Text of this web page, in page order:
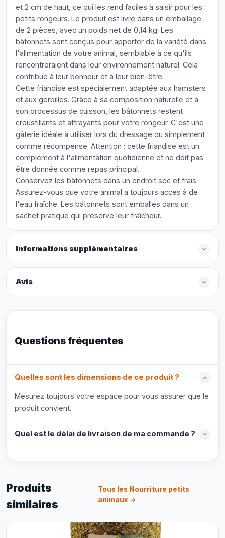
et 2 cm de haut, ce qui les rend faciles à saisir pour les
petits rongeurs. Le produit est livré dans un emballage
de 2 pièces, avec un poids net de 0,14 kg. Les
bâtonnets sont conçus pour apporter de la variété dans
l'alimentation de votre animal, semblable à ce qu'ils
rencontreraient dans leur environnement naturel. Cela
contribue à leur bonheur et à leur bien-être.
Cette friandise est spécialement adaptée aux hamsters
et aux gerbilles. Grâce à sa composition naturelle et à
son processus de cuisson, les bâtonnets restent
croustillants et attrayants pour votre rongeur. C'est une
gâterie idéale à utiliser lors du dressage ou simplement
comme récompense. Attention : cette friandise est un
complément à l'alimentation quotidienne et ne doit pas
être donnée comme repas principal.
Conservez les bâtonnets dans un endroit sec et frais.
Assurez-vous que votre animal a toujours accès à de
l'eau fraîche. Les bâtonnets sont emballés dans un
sachet pratique qui préserve leur fraîcheur.
Informations supplémentaires
Avis
Questions fréquentes
Quelles sont les dimensions de ce produit ?
Mesurez toujours votre espace pour vous assurer que le
produit convient.
Quel est le délai de livraison de ma commande ?
Produits
similaires
Tous les Nourriture petits
animaux →